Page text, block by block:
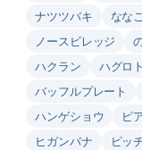
ナツツバキ
なな
ノースビレッジ
ハクラン
ハグロ
バッフルプレート
ハンゲショウ
ピ
ヒガンバナ
ピッ